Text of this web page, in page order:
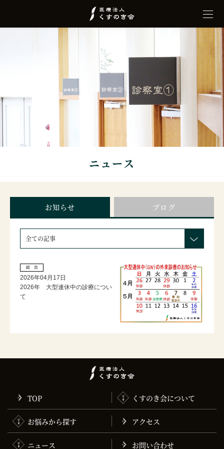
ニュース
お知らせ ブログ
総 合
2026年04月17日
2026年 大型連休中の診療につい
て
TOP くすのき会について
お悩みから探す アクセス
ニュース お問い合わせ